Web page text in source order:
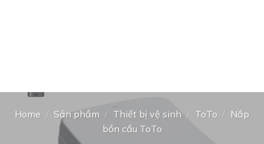
Home / Sản phẩm / Thiết bị vệ sinh / ToTo / Nắp
bồn cầu ToTo